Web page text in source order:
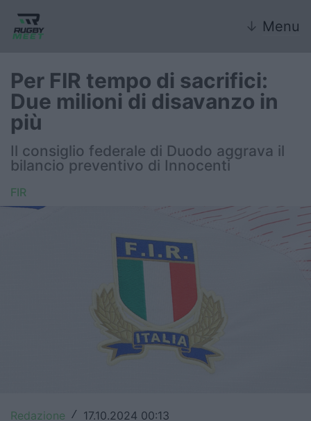
↓ Menu
Nazionale
Nazionali giovanili
Rugby Sevens
FIR
United Rugby Championship
Per FIR tempo di sacrifici:
Due milioni di disavanzo in
più
Il consiglio federale di Duodo aggrava il
bilancio preventivo di Innocenti
FIR
Redazione / 17.10.2024 00:13